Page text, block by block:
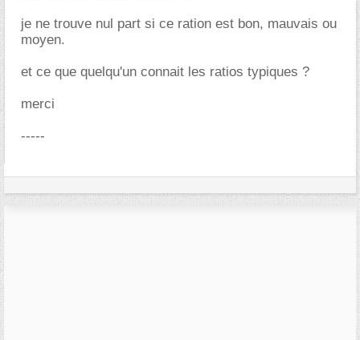
je ne trouve nul part si ce ration est bon, mauvais ou
moyen.
et ce que quelqu'un connait les ratios typiques ?
merci
-----